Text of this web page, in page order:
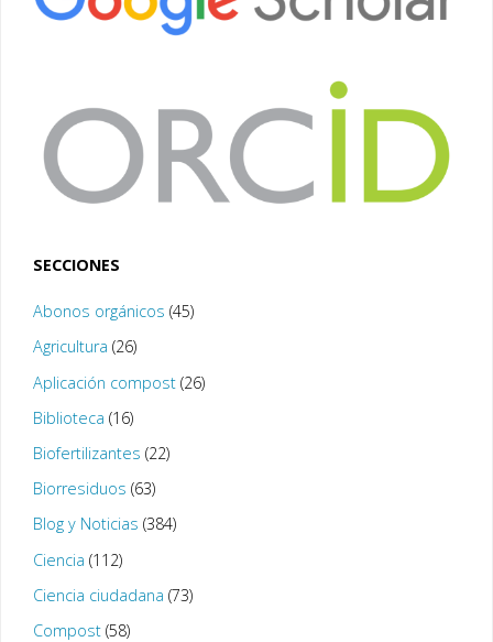
SECCIONES
Abonos orgánicos (45)
Agricultura (26)
Aplicación compost(26)
Biblioteca (16)
Biofertilizantes (22)
Biorresiduos (63)
Blog y Noticias (384)
Ciencia (112)
Ciencia ciudadana (73)
Compost(58)